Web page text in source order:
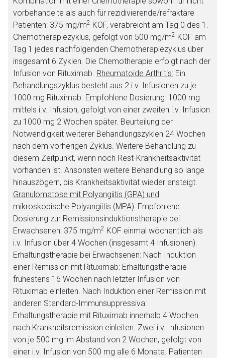
vorbehandelte als auch für rezidivierende/refraktäre
Patienten: 375 mg/m2 KOF, verabreicht am Tag 0 des 1.
Chemotherapiezyklus, gefolgt von 500 mg/m2 KOF am
Tag 1 jedes nachfolgenden Chemotherapiezyklus über
insgesamt 6 Zyklen. Die Chemotherapie erfolgt nach der
Infusion von Rituximab. Rheumatoide Arthritis: Ein
Behandlungszyklus besteht aus 2 i.v. Infusionen zu je
1000 mg Rituximab. Empfohlene Dosierung: 1000 mg
mittels i.v. Infusion, gefolgt von einer zweiten i.v. Infusion
zu 1000 mg 2 Wochen später. Beurteilung der
Notwendigkeit weiterer Behandlungszyklen 24 Wochen
nach dem vorherigen Zyklus. Weitere Behandlung zu
diesem Zeitpunkt, wenn noch Rest-Krankheitsaktivität
vorhanden ist. Ansonsten weitere Behandlung so lange
hinauszögern, bis Krankheitsaktivität wieder ansteigt.
Granulomatose mit Polyangiitis (GPA) und
mikroskopische Polyangiitis (MPA): Empfohlene
Dosierung zur Remissionsinduktionstherapie bei
Erwachsenen: 375 mg/m2 KOF einmal wöchentlich als
i.v. Infusion über 4 Wochen (insgesamt 4 Infusionen).
Erhaltungstherapie bei Erwachsenen: Nach Induktion
einer Remission mit Rituximab: Erhaltungstherapie
frühestens 16 Wochen nach letzter Infusion von
Rituximab einleiten. Nach Induktion einer Remission mit
anderen Standard-Immunsuppressiva:
Erhaltungstherapie mit Rituximab innerhalb 4 Wochen
nach Krankheitsremission einleiten. Zwei i.v. Infusionen
von je 500 mg im Abstand von 2 Wochen, gefolgt von
einer i.v. Infusion von 500 mg alle 6 Monate. Patienten